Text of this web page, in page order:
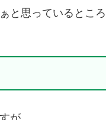
と思っているところ